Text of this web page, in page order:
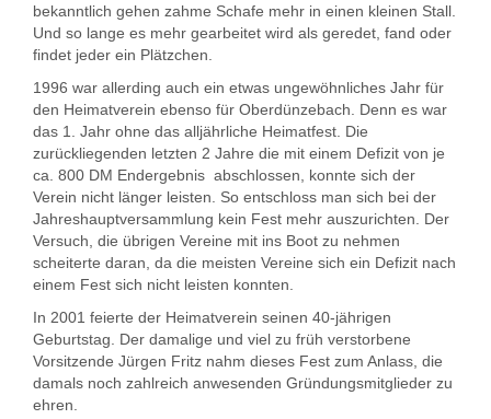
bekanntlich gehen zahme Schafe mehr in einen kleinen Stall.
Und so lange es mehr gearbeitet wird als geredet, fand oder
findet jeder ein Plätzchen.
1996 war allerding auch ein etwas ungewöhnliches Jahr für
den Heimatverein ebenso für Oberdünzebach. Denn es war
das 1. Jahr ohne das alljährliche Heimatfest. Die
zurückliegenden letzten 2 Jahre die mit einem Defizit von je
ca. 800 DM Endergebnis abschlossen, konnte sich der
Verein nicht länger leisten. So entschloss man sich bei der
Jahreshauptversammlung kein Fest mehr auszurichten. Der
Versuch, die übrigen Vereine mit ins Boot zu nehmen
scheiterte daran, da die meisten Vereine sich ein Defizit nach
einem Fest sich nicht leisten konnten.
In 2001 feierte der Heimatverein seinen 40-jährigen
Geburtstag. Der damalige und viel zu früh verstorbene
Vorsitzende Jürgen Fritz nahm dieses Fest zum Anlass, die
damals noch zahlreich anwesenden Gründungsmitglieder zu
ehren.